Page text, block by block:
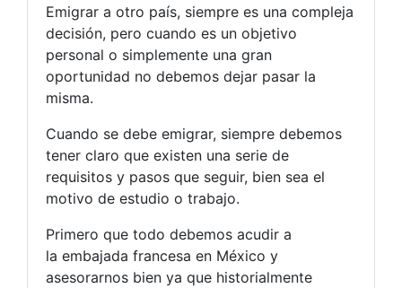
Emigrar a otro país, siempre es una compleja
decisión, pero cuando es un objetivo
personal o simplemente una gran
oportunidad no debemos dejar pasar la
misma.
Cuando se debe emigrar, siempre debemos
tener claro que existen una serie de
requisitos y pasos que seguir, bien sea el
motivo de estudio o trabajo.
Primero que todo debemos acudir a
la embajada francesa en México y
asesorarnos bien ya que historialmente